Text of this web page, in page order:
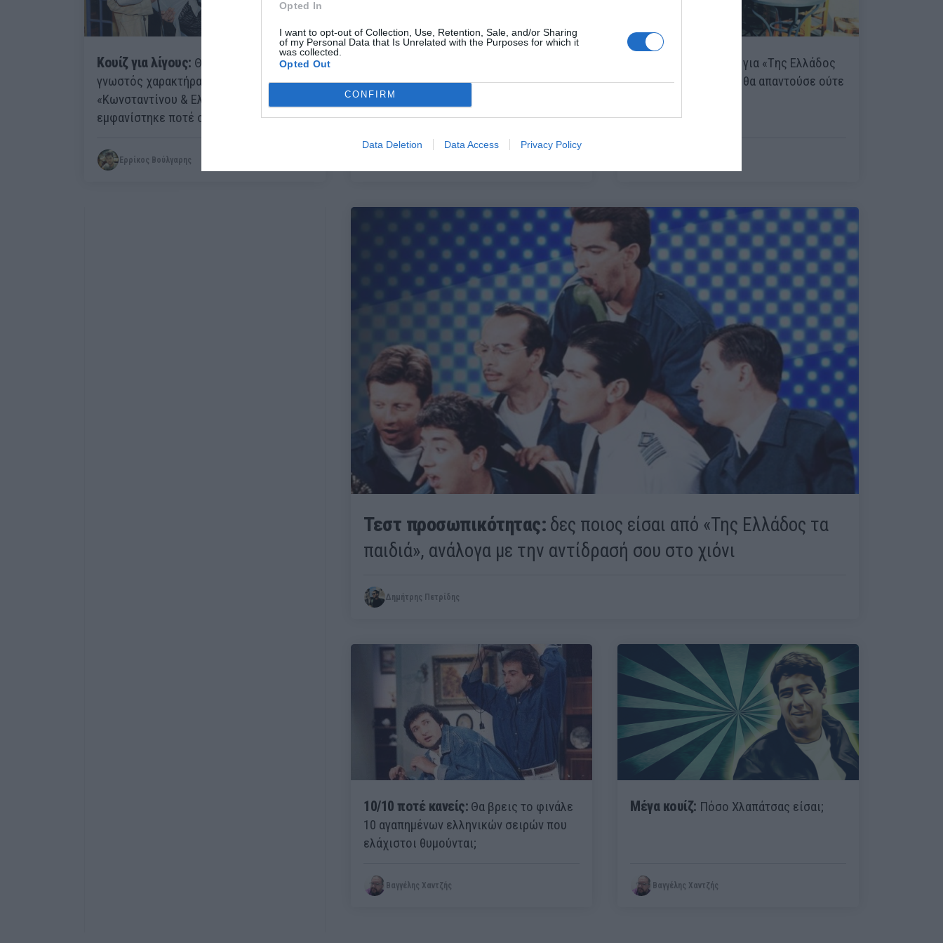
Opted In
I want to opt-out of Collection, Use, Retention, Sale, and/or Sharing
of my Personal Data that Is Unrelated with the Purposes for which it
was collected.
Opted Out
CONFIRM
Data Deletion Data Access Privacy Policy
Κουίζ για λίγους: Θυμάσαι ποιος
γνωστός χαρακτήρας του
«Κωνσταντίνου & Ελένης» δεν
εμφανίστηκε ποτέ στη σειρά;
Ερρίκος Βούλγαρης
οποίες θα κλαίμε πάντα απ’ τα γέλια
(Vids)
15 ερωτήσεις για «Tης Ελλάδος
τα Παιδιά» που... δεν θα απαντούσε ούτε
Τεστ προσωπικότητας: δες ποιος είσαι από «Της Ελλάδος τα
παιδιά», ανάλογα με την αντίδρασή σου στο χιόνι
Δημήτρης Πετρίδης
10/10 ποτέ κανείς: Θα βρεις το φινάλε
10 αγαπημένων ελληνικών σειρών που
ελάχιστοι θυμούνται;
Βαγγέλης Χαντζής
Μέγα κουίζ: Πόσο Χλαπάτσας είσαι;
Βαγγέλης Χαντζής